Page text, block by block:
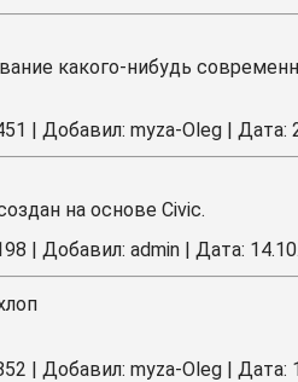
какого-нибудь
| Добавил: myza-Oleg | Дата:
на основе Civic.
| Добавил: admin | Дата:
| Добавил: myza-Oleg | Дата: